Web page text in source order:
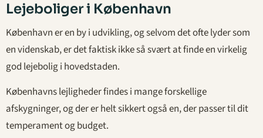
Lejeboliger i København
København er en by i udvikling, og selvom det ofte lyder som
en videnskab, er det faktisk ikke så svært at finde en virkelig
god lejebolig i hovedstaden.
Københavns lejligheder findes i mange forskellige
afskygninger, og der er helt sikkert også en, der passer til dit
temperament og budget.